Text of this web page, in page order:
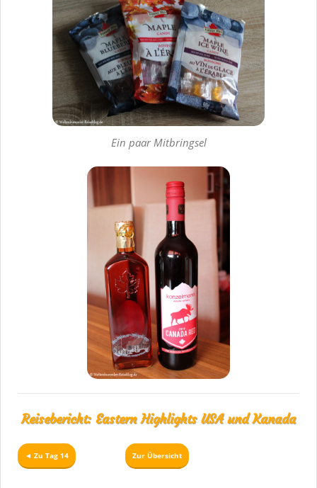
Ein paar Mitbringsel
Reisebericht: Eastern Highlights USA und Kanada
◄ Zu Tag 14 Zur Übersicht